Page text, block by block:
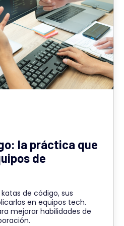
la práctica que
de
de código, sus
en equipos tech.
mejorar habilidades de